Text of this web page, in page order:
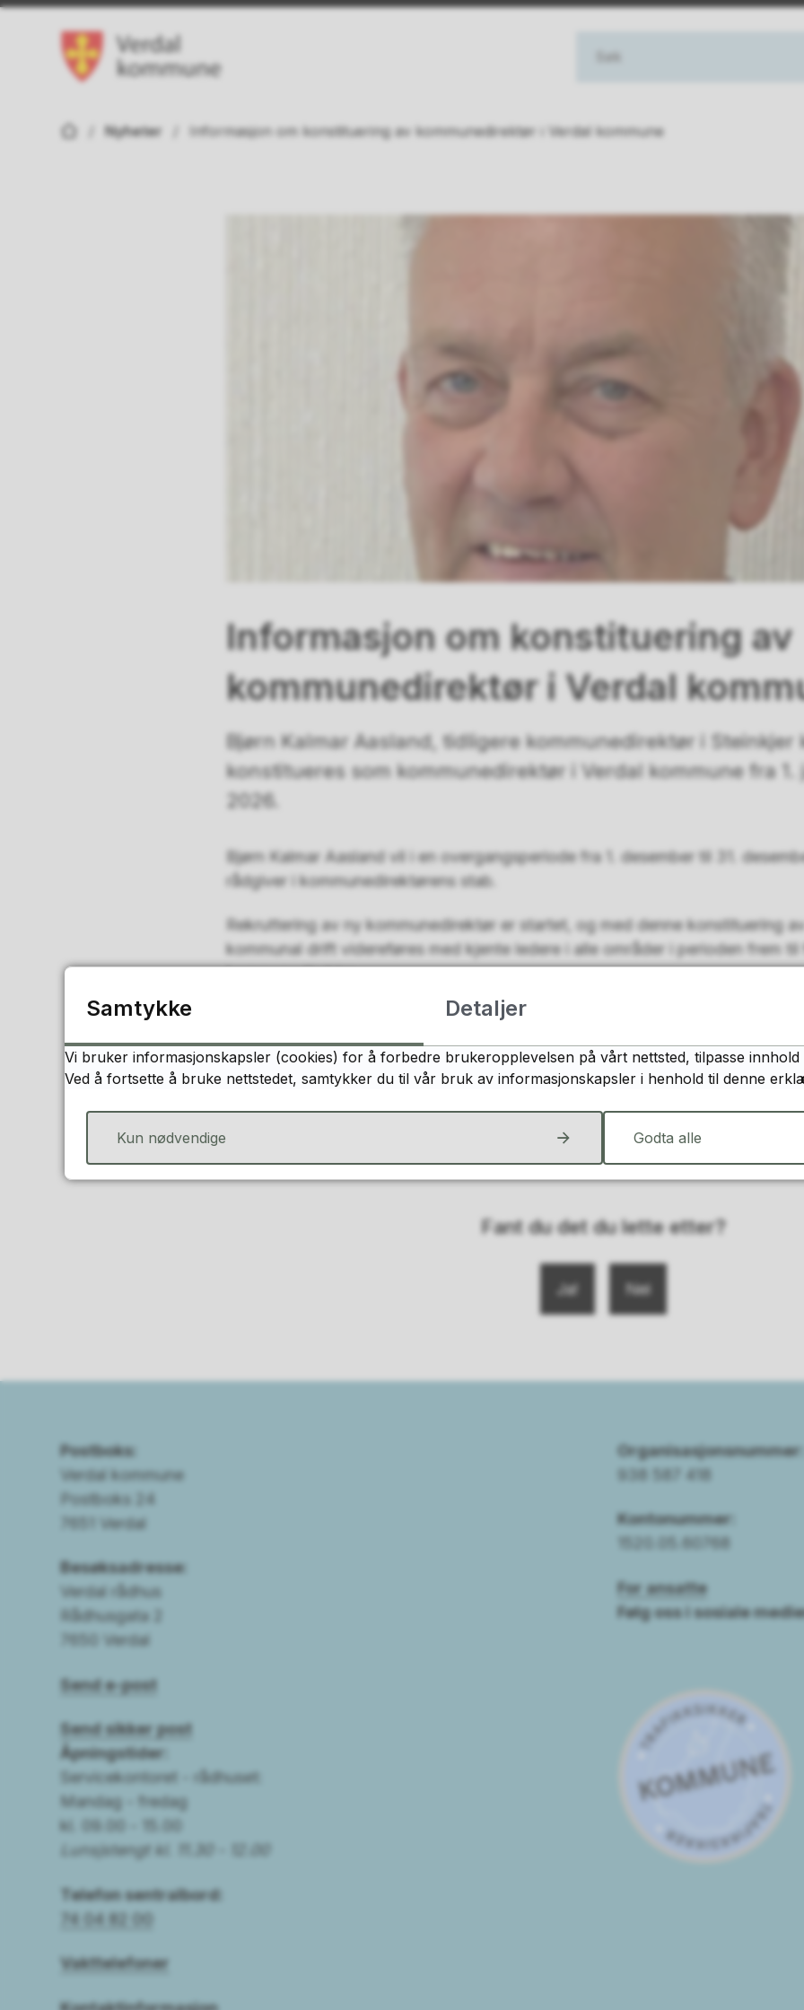
Du er her:Nyheter Informasjon om konstituering av kommunedirektør i Verdal kommune
Informasjon om konstituering av
kommunedirektør i Verdal
Bjørn Kalmar Aasland, tidligere kommunedirektør i Steinkjer
konstitueres som kommunedirektør i Verdal kommune fra 1.
2026.
Bjørn Kalmar Aasland vil i en overgangsperiode fra 1. desember til 31.
rådgiver i kommunedirektørens stab.
Rekruttering av ny kommunedirektør er startet, og med denne konstituering
kommunal drift videreføres med kjente ledere i alle områder i perioden frem
kommunedirektør.
Ordfører
Publisert 27.10.2025 18:04 Sist endret 28.10.2025 10:00
Fant du det du lette etter?
Ja Nei
Postboks:
Verdal kommune
Postboks 24
7651 Verdal
Besøksadresse:
Verdal rådhus
Rådhusgata 2
7650 Verdal
Send e-post
Send sikker post
Åpningstider:
Servicekontoret - rådhuset:
Mandag - fredag
kl. 09.00 - 15.00
Lunsjstengt kl. 11.30 - 12.00
Telefon sentralbord:
74 04 82 00
Vakttelefoner
Organisasjonsnummer:
938 587 418
Kontonummer:
For ansatte
Følg oss i sosiale
Samtykke Detaljer
Vi bruker informasjonskapsler (cookies) for å forbedre brukeropplevelsen på vårt nettsted, tilpasse
Ved å fortsette å bruke nettstedet, samtykker du til vår bruk av informasjonskapsler i henhold til denne
Kun nødvendige Godta alle